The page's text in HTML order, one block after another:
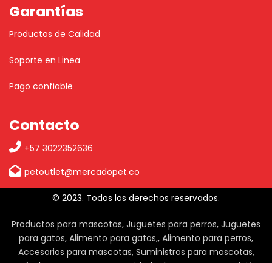
Garantías
Productos de Calidad
Soporte en Linea
Pago confiable
Contacto
+57 3022352636
petoutlet@mercadopet.co
© 2023. Todos los derechos reservados.
Productos para mascotas, Juguetes para perros, Juguetes
para gatos, Alimento para gatos,, Alimento para perros,
Accesorios para mascotas, Suministros para mascotas,